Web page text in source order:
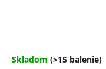
Skladom (>15 balenie)